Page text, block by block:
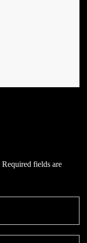
Required fields are